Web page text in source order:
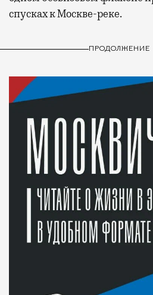
спусках к Москве-реке.